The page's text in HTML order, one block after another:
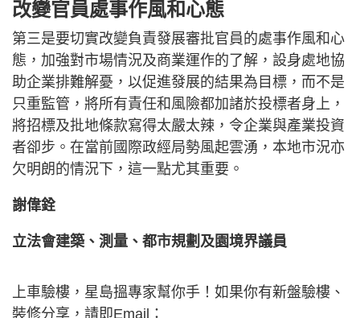
改變官員處事作風和心態
第三是要切實改變負責發展審批官員的處事作風和心
態，加強對市場情況及商業運作的了解，設身處地協
助企業排難解憂，以促進發展的結果為目標，而不是
只重監管，將所有責任和風險都加諸於投標者身上，
將招標及批地條款寫得太嚴太辣，令企業與產業投資
者卻步。在當前國際政經局勢風起雲湧，本地市況亦
欠明朗的情況下，這一點尤其重要。
謝偉銓
立法會建築、測量、都市規劃及園境界議員
上車驗樓，星島搵專家幫你手！如果你有新盤驗樓、
裝修分享，請即Email：